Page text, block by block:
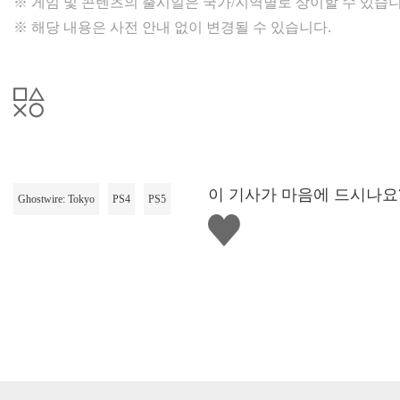
※ 해당 내용은 사전 안내 없이 변경될 수 있습니다.
Ghostwire: Tokyo PS4 PS5
이 기사가 마음에 드시나
좋
아